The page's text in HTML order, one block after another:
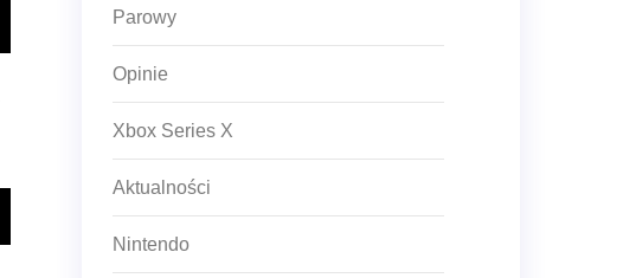
Parowy
Opinie
Xbox Series X
Aktualności
Nintendo